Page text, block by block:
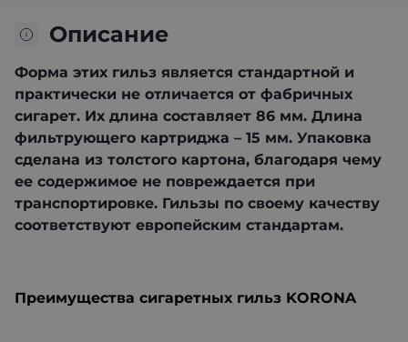
Описание
Форма этих гильз является стандартной и
практически не отличается от фабричных
сигарет. Их длина составляет 86 мм. Длина
фильтрующего картриджа – 15 мм. Упаковка
сделана из толстого картона, благодаря чему
ее содержимое не повреждается при
транспортировке. Гильзы по своему качеству
соответствуют европейским стандартам.
Преимущества сигаретных гильз KORONA